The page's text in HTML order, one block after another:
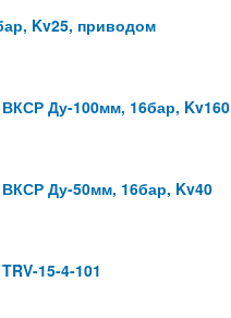
Kv25, приводом
Ду-100мм, 16бар, Kv160
Ду-50мм, 16бар, Kv40
15-4-101